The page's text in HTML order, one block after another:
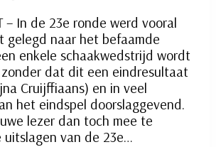
– In de 23e ronde werd vooral
gelegd naar het befaamde
enkele schaakwedstrijd wordt
dat dit een eindresultaat
Cruijffiaans) en in veel
het eindspel doorslaggevend.
lezer dan toch mee te
uitslagen van de 23e…